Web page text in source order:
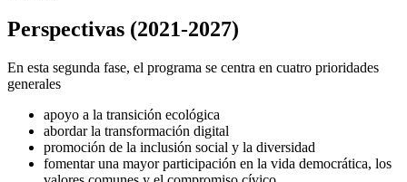
Perspectivas (2021-2027)
En esta segunda fase, el programa se centra en cuatro prioridades
generales
apoyo a la transición ecológica
abordar la transformación digital
promoción de la inclusión social y la diversidad
fomentar una mayor participación en la vida democrática, los